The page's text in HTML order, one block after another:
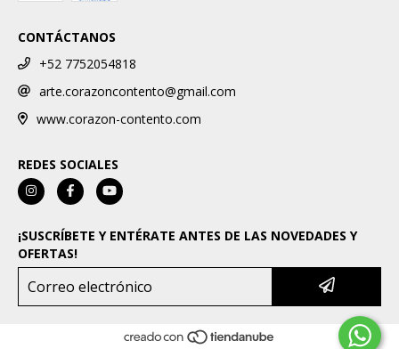
CONTÁCTANOS
+52 7752054818
arte.corazoncontento@gmail.com
www.corazon-contento.com
REDES SOCIALES
¡SUSCRÍBETE Y ENTÉRATE ANTES DE LAS NOVEDADES Y
OFERTAS!